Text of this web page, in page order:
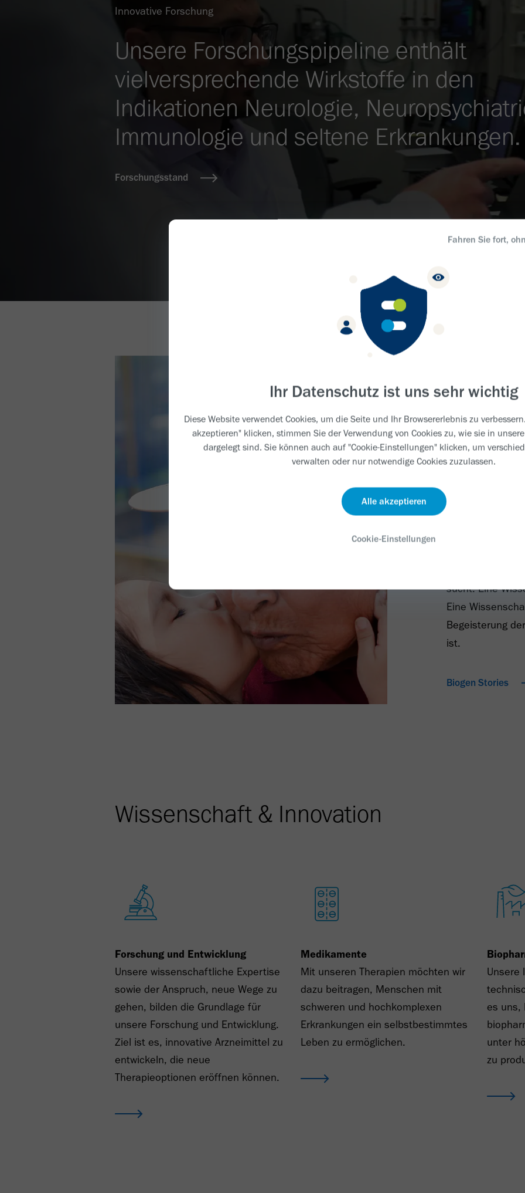
Ihr Datenschutz ist uns sehr wichtig
Diese Website verwendet Cookies, um die Seite und Ihr Browsererlebnis zu
akzeptieren" klicken, stimmen Sie der Verwendung von Cookies zu, wie sie in
dargelegt sind. Sie können auch auf "Cookie-Einstellungen" klicken, um
verwalten oder nur notwendige Cookies zuzulassen.
Alle akzeptieren
Cookie-Einstellungen
Fahren Sie fort,
Innovative Forschung
Unsere Forschungspipeline enthält
vielversprechende Wirkstoffe in den
Indikationen Neurologie,
Immunologie und seltene Erkrankungen.
Forschungsstand
der
Wir sind der
sucht. Eine
Eine
Begeisterung
ist.
Biogen Stories
Wissenschaft & Innovation
Forschung und Entwicklung
Unsere wissenschaftliche Expertise
sowie der Anspruch, neue Wege zu
gehen, bilden die Grundlage für
unsere Forschung und Entwicklung.
Ziel ist es, innovative Arzneimittel zu
entwickeln, die neue
Therapieoptionen eröffnen können.
Medikamente
Mit unseren Therapien möchten wir
dazu beitragen, Menschen mit
schweren und hochkomplexen
Erkrankungen ein selbstbestimmtes
Leben zu ermöglichen.
Unsere
es uns,
unter
zu